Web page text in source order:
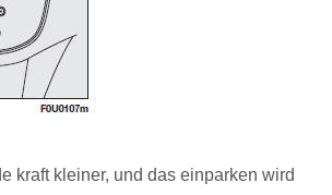
kraft kleiner, und das einparken wird